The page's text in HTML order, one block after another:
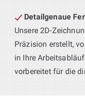
Detailgenaue
Unsere 2D-
Präzision erstellt,
in Ihre
vorbereitet für die